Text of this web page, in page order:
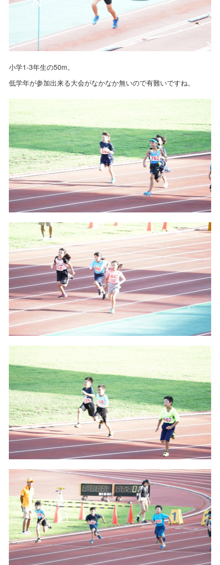
小学1-3年生の50m。
低学年が参加出来る大会がなかなか無いので有難いですね。